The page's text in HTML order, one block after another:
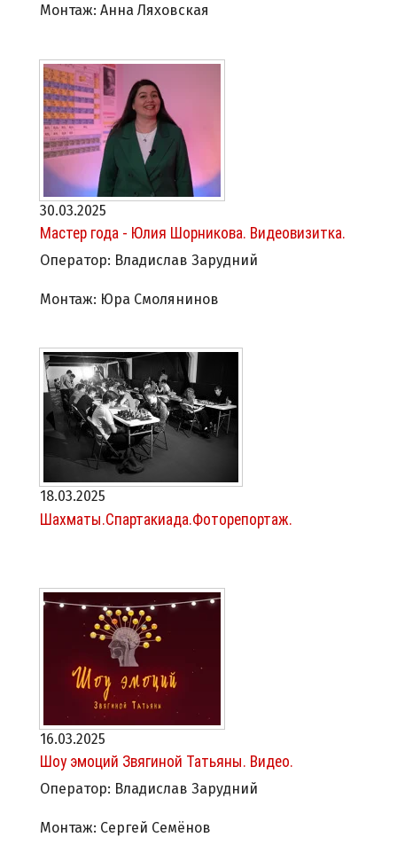
Монтаж: Анна Ляховская
30.03.2025
Мастер года - Юлия Шорникова. Видеовизитка.
Оператор: Владислав Зарудний
Монтаж: Юра Смолянинов
18.03.2025
Шахматы.Спартакиада.Фоторепортаж.
16.03.2025
Шоу эмоций Звягиной Татьяны. Видео.
Оператор: Владислав Зарудний
Монтаж: Сергей Семёнов